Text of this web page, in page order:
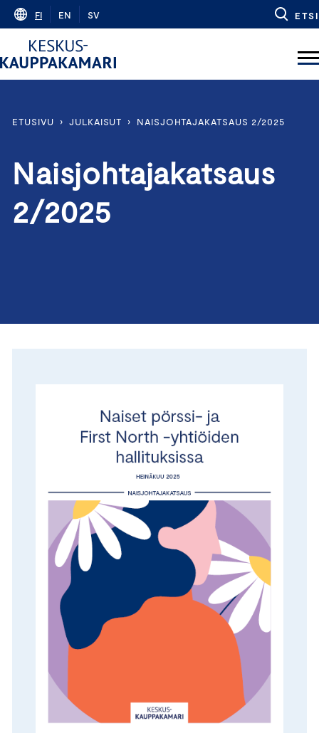
Skip
content
FI EN SV ETSI
ETUSIVU › JULKAISUT › NAISJOHTAJAKATSAUS 2/2025
Naisjohtajakatsaus
2/2025